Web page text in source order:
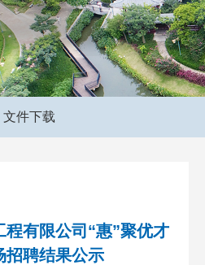
文件下载
有限公司“惠”聚优才
招聘结果公示